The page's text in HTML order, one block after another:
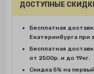
ДОСТУПНЫЕ
Бесплатная
Екатеринбурга при
Бесплатная
от 2500р. и до 19кг.
Скидка 5% на